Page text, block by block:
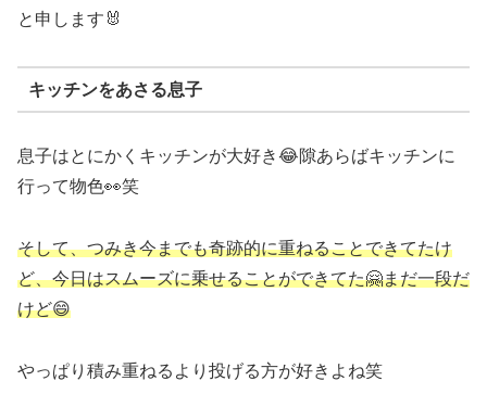
と申します🐰
キッチンをあさる息子
息子はとにかくキッチンが大好き😂隙あらばキッチンに
行って物色👀笑
そして、つみき今までも奇跡的に重ねることできてたけ
ど、今日はスムーズに乗せることができてた🤗まだ一段だ
けど😄
やっぱり積み重ねるより投げる方が好きよね笑